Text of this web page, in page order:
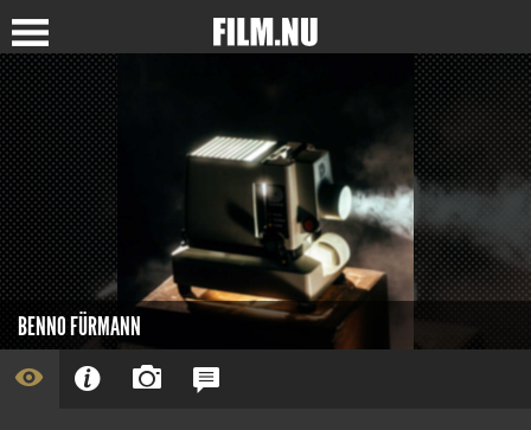
BENNO FÜRMANN